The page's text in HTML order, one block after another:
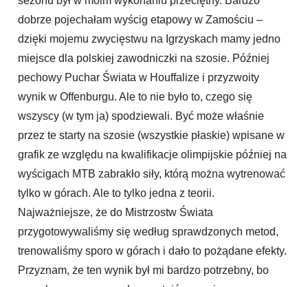
dobrze pojechałam wyścig etapowy w Zamościu –
dzięki mojemu zwycięstwu na Igrzyskach mamy jedno
miejsce dla polskiej zawodniczki na szosie. Później
pechowy Puchar Świata w Houffalize i przyzwoity
wynik w Offenburgu. Ale to nie było to, czego się
wszyscy (w tym ja) spodziewali. Być może właśnie
przez te starty na szosie (wszystkie płaskie) wpisane w
grafik ze względu na kwalifikacje olimpijskie później na
wyścigach MTB zabrakło siły, którą można wytrenować
tylko w górach. Ale to tylko jedna z teorii.
Najważniejsze, że do Mistrzostw Świata
przygotowywaliśmy się według sprawdzonych metod,
trenowaliśmy sporo w górach i dało to pożądane efekty.
Przyznam, że ten wynik był mi bardzo potrzebny, bo